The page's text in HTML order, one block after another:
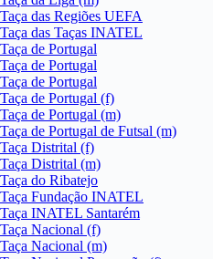
Taça das Regiões UEFA
Taça das Taças INATEL
Taça de Portugal
Taça de Portugal
Taça de Portugal
Taça de Portugal (f)
Taça de Portugal (m)
Taça de Portugal de Futsal (m)
Taça Distrital (f)
Taça Distrital (m)
Taça do Ribatejo
Taça Fundação INATEL
Taça INATEL Santarém
Taça Nacional (f)
Taça Nacional (m)